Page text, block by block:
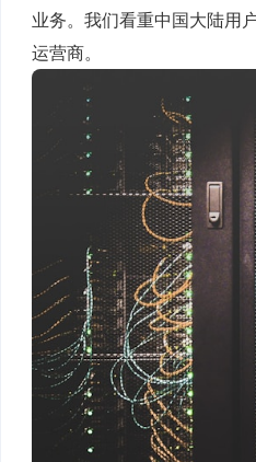
业务。我们看重中国大陆用
运营商。